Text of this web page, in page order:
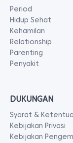
Period
Hidup Sehat
Kehamilan
Relationship
Parenting
Penyakit
DUKUNGAN
Syarat &
Kebijakan Privasi
Kebijakan